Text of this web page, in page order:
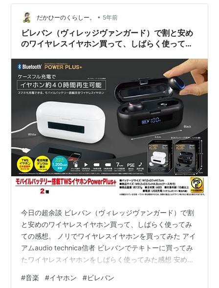
で、便利に使わせていただいてます。年末年始にはお得
になる福袋を販売していたりして、…
だかひーのくらしー。 • 5年前
ビレバン（ヴィレッジヴァンガード）で割と安め
のワイヤレスイヤホン買って、しばらく使ってみ
今日の超余談 ビレバン（ヴィレッジヴァンガード）で割
と安めのワイヤレスイヤホン買って、しばらく使ってみ
ての感想。 ノリでワイヤレスイヤホンを買ってみた アイ
アムaudio technica信者 ビレバンでテキトーに買ってみ
たワイヤレスイヤホンをしばらく使ってみた感想 安めの
デメリット。 あとがき 今日の1曲 今日の超余談 あー、ど
#音楽 #イヤホン #ビレバン